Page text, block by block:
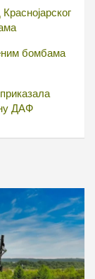
бомбама
ДАФ